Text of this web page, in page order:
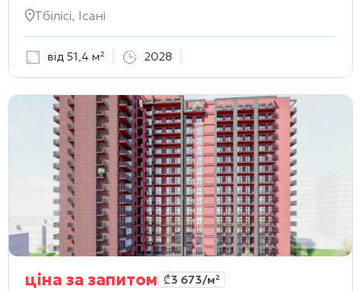
Тбілісі, Ісані
від 51,4 м² 2028
ціна за запитом ₾3 673/м²